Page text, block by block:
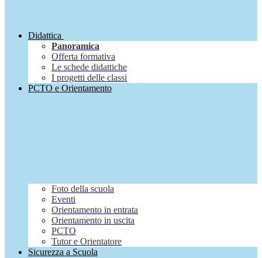
Didattica
Panoramica
Offerta formativa
Le schede didattiche
I progetti delle classi
PCTO e Orientamento
Foto della scuola
Eventi
Orientamento in entrata
Orientamento in uscita
PCTO
Tutor e Orientatore
Sicurezza a Scuola